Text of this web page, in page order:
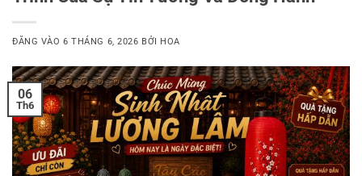
ĐĂNG VÀO6 THÁNG 6, 2026 BỞI HOA
06
Th6